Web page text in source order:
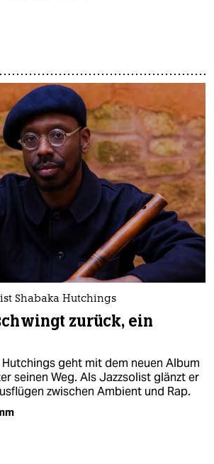
Shabaka Hutchings
zurück, ein
geht mit dem neuen Album
seinen Weg. Als Jazzsolist glänzt er
zwischen Ambient und Rap.